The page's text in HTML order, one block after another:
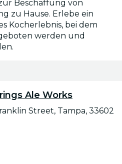
Beschaffung von
zu Hause. Erlebe ein
Kocherlebnis, bei dem
werden und
Ale Works
Street, Tampa, 33602